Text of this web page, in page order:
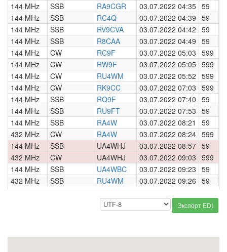
144 MHz
SSB RA9CGR 03.07.2022 04:35 59
144 MHz
SSB RC4Q 03.07.2022 04:39 59
144 MHz
SSB RV9CVA 03.07.2022 04:42 59
144 MHz
SSB R8CAA 03.07.2022 04:49 59
144 MHz
CW RC9F 03.07.2022 05:03 599
144 MHz
CW RW9F 03.07.2022 05:05 599
144 MHz
CW RU4WM 03.07.2022 05:52 599
144 MHz
CW RK9CC 03.07.2022 07:03 599
144 MHz
SSB RQ9F 03.07.2022 07:40 59
144 MHz
SSB RU9FT 03.07.2022 07:53 59
144 MHz
SSB RA4W 03.07.2022 08:21 59
432 MHz
CW RA4W 03.07.2022 08:24 599
144 MHz
SSB UA4WHJ 03.07.2022 08:57 59
432 MHz
CW UA4WHJ 03.07.2022 09:03 599
144 MHz
SSB UA4WBC 03.07.2022 09:23 59
432 MHz
SSB RU4WM 03.07.2022 09:26 59
Экспорт EDI